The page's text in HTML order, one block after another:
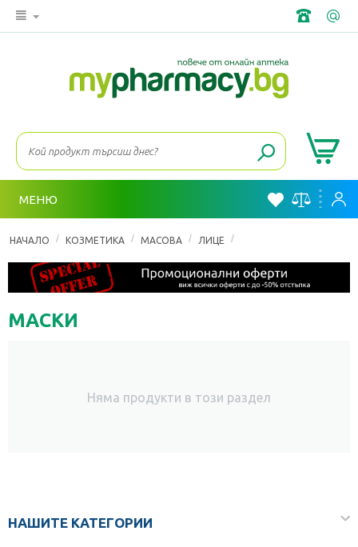
МЕНЮ
НАЧАЛО / КОЗМЕТИКА / МАСОВА / ЛИЦЕ /
МАСКИ
Няма продукти в този раздел
НАШИТЕ КАТЕГОРИИ